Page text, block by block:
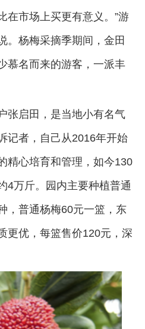
在市场上买更有意义。”游
。杨梅采摘季期间，金田
慕名而来的游客，一派丰
张启田，是当地小有名气
记者，自己从2016年开始
精心培育和管理，如今130
4万斤。园内主要种植普通
，普通杨梅60元一篮，东
更优，每篮售价120元，深